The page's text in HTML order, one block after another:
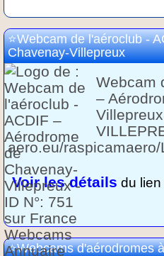
Webcam de l'aéroclub -
Chavenay-Villepreux
Webcam
–
aero.eu/
Voir les détails du lien
Webcams d'aérodromes